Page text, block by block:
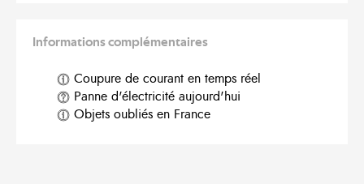
Informations complémentaires
Coupure de courant en temps réel
Panne d'électricité aujourd'hui
Objets oubliés en France